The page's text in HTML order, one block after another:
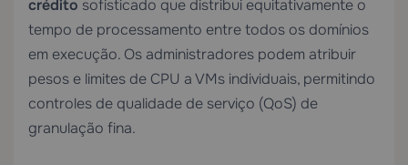
crédito sofisticado que distribui equitativamente o
tempo de processamento entre todos os domínios
em execução. Os administradores podem atribuir
pesos e limites de CPU a VMs individuais, permitindo
controles de qualidade de serviço (QoS) de
granulação fina.